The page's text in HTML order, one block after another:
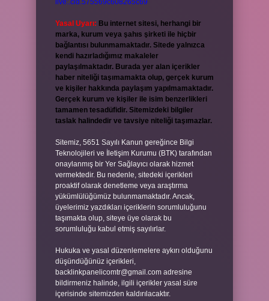
live:.cid.575569c608265c69
Yasal Uyarı: Bu internet sitesi, herhangi bir
marka, kurum veya şahıs şirketi ile hiçbir
bağlantısı bulunmamaktadır. Sitede yalnızca
kendi hazırladığımız makaleler
paylaşılmaktadır. Burada yer alan içerikler
haber niteliği taşımamakta olup, gerçek kurum
ve kişiler hakkında paylaşım yapılmamaktadır.
Gerçek kurum ve kişiler ile isim benzerlikleri
tamamen tesadüfidir. Sitemizdeki bilgiler
taslak halindedir ve tavsiye niteliği taşımazlar.
Sitemiz, 5651 Sayılı Kanun gereğince Bilgi
Teknolojileri ve İletişim Kurumu (BTK) tarafından
onaylanmış bir Yer Sağlayıcı olarak hizmet
vermektedir. Bu nedenle, sitedeki içerikleri
proaktif olarak denetleme veya araştırma
yükümlülüğümüz bulunmamaktadır. Ancak,
üyelerimiz yazdıkları içeriklerin sorumluluğunu
taşımakta olup, siteye üye olarak bu
sorumluluğu kabul etmiş sayılırlar.
Hukuka ve yasal düzenlemelere aykırı olduğunu
düşündüğünüz içerikleri,
backlinkpanelicomtr@gmail.com adresine
bildirmeniz halinde, ilgili içerikler yasal süre
içerisinde sitemizden kaldırılacaktır.